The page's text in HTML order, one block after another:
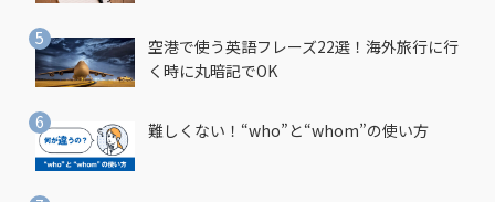
空港で使う英語フレーズ22選！海外旅行に行
く時に丸暗記でOK
難しくない！“who”と“whom”の使い方